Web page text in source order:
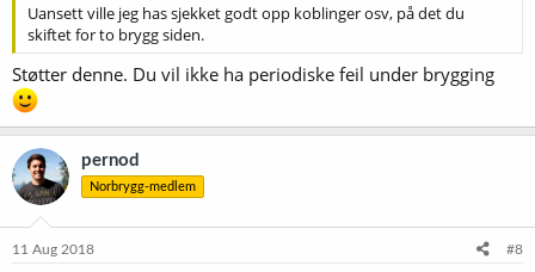
Uansett ville jeg has sjekket godt opp koblinger osv, på det du
skiftet for to brygg siden.
Støtter denne. Du vil ikke ha periodiske feil under brygging
pernod
Norbrygg-medlem
11 Aug 2018 #8